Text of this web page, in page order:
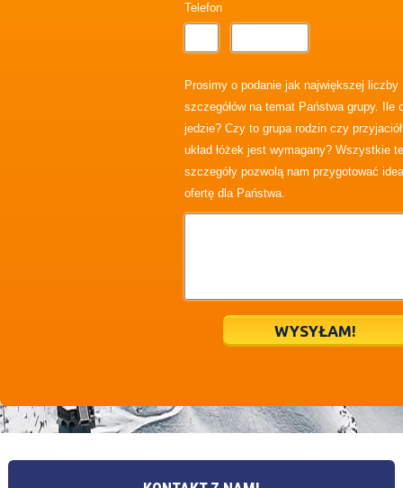
Telefon
Prosimy o podanie jak największej liczby
szczegółów na temat Państwa grupy. Ile
jedzie? Czy to grupa rodzin czy
układ łóżek jest wymagany? Wszystkie te
szczegóły pozwolą nam przygotować
ofertę dla Państwa.